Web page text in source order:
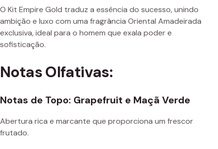
O Kit Empire Gold traduz a essência do sucesso, unindo
ambição e luxo com uma fragrância Oriental Amadeirada
exclusiva, ideal para o homem que exala poder e
sofisticação.
Notas Olfativas:
Notas de Topo: Grapefruit e Maçã Verde
Abertura rica e marcante que proporciona um frescor
frutado.